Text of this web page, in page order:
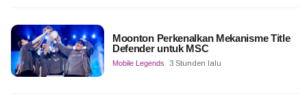
Moonton Perkenalkan Mekanisme Title
Defender untuk MSC
Mobile Legends 3 Stunden lalu